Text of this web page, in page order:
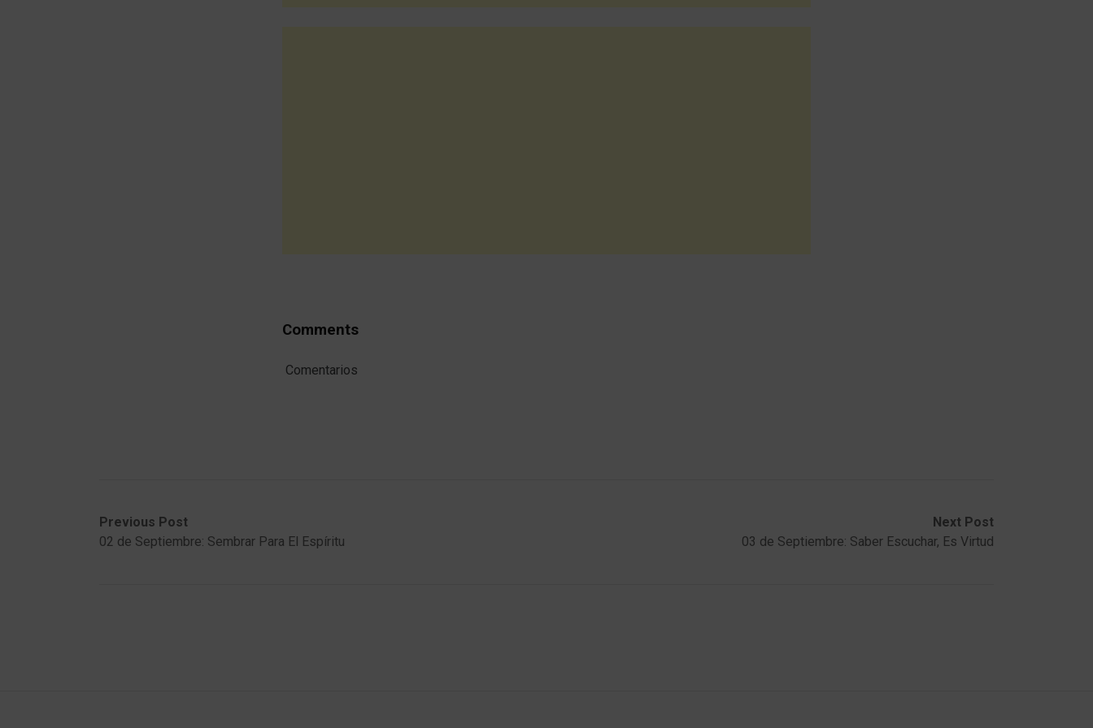
Comments
Comentarios
Previous Post
02 de Septiembre: Sembrar Para El Espíritu
Next Post
03 de Septiembre: Saber Escuchar, Es Virtud